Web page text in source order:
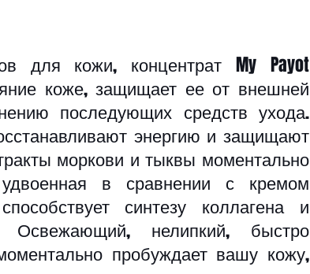
для кожи, концентрат My Payot
коже, защищает ее от внешней
последующих средств ухода.
энергию и защищают
моркови и тыквы моментально
в сравнении с кремом
синтезу коллагена и
нелипкий, быстро
пробуждает вашу кожу,